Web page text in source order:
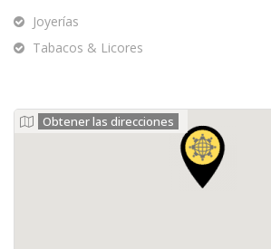
Joyerías
Tabacos & Licores
Obtener las direcciones